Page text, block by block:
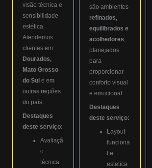
visão técnica e
sensibilidade
estética.
Atendemos
clientes em
Dourados,
Mato Grosso
do Sul e em
outras regiões
do país.
Destaques
deste serviço:
Avaliaçã
o
técnica
são ambientes
refinados,
equilibrados e
acolhedores
planejados
para
proporcionar
conforto visual
e emocional.
Destaques
deste serviço:
Layout
funciona
l e
estetica